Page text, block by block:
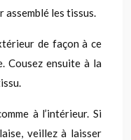
assemblé les tissus.
de façon à ce
Cousez ensuite à la
à l’intérieur. Si
veillez à laisser